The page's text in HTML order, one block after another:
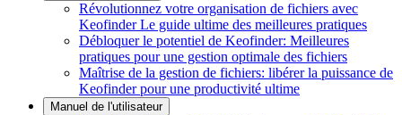
Révolutionnez votre organisation de fichiers avec
Keofinder Le guide ultime des meilleures pratiques
Débloquer le potentiel de Keofinder: Meilleures
pratiques pour une gestion optimale des fichiers
Maîtrise de la gestion de fichiers: libérer la puissance de
Keofinder pour une productivité ultime
Manuel de l'utilisateur